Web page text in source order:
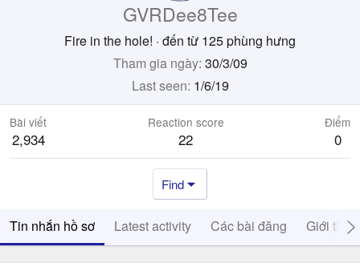
GVRDee8Tee
Fire in the hole! · đến từ 125 phùng hưng
Tham gia ngày 30/3/09
Last seen 1/6/19
Bài viết
2,934
Reaction score
22
Điểm
0
Find
Tin nhắn hồ sơ Latest activity Các bài đăng Giới thiệu